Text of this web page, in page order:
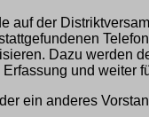
auf der
Dazu werden
und weiter
ein anderes